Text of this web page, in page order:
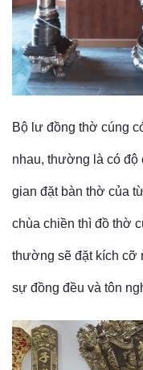
Bộ lư đồng thờ cúng
nhau, thường là có độ
gian đặt bàn thờ của
chùa chiền thì đồ thờ
thường sẽ đặt kích cỡ
sự đồng đều và tôn